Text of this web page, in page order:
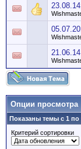
Опции просмотра
Показаны темы с 1 по
Критерий сортировки